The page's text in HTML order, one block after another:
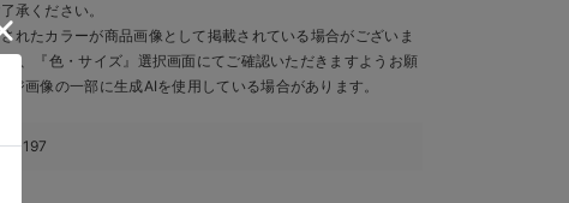
承ください。
れたカラーが商品画像として掲載されている場合がございま
は、『色・サイズ』選択画面にてご確認いただきますようお願
ジ画像の一部に生成AIを使用している場合があります。
数 197